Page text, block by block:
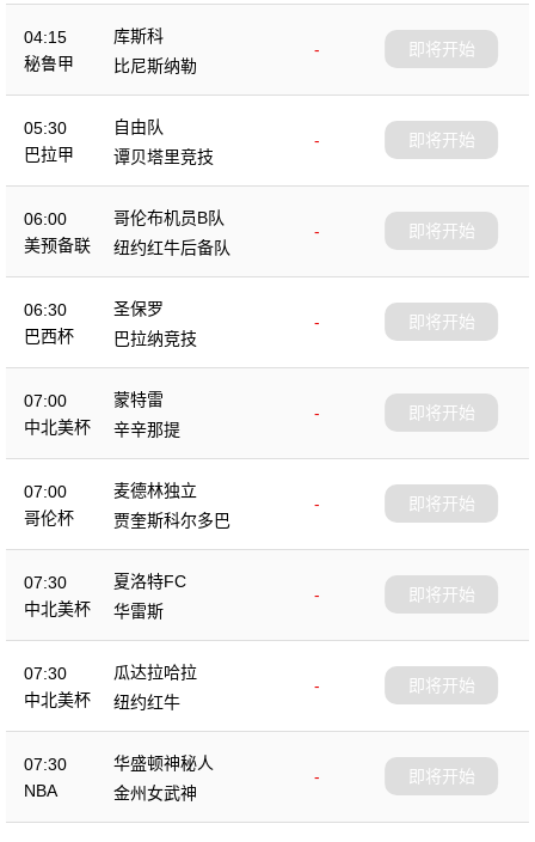
04:15
秘鲁甲
库斯科
-
比尼斯纳勒
即将开始
05:30
巴拉甲
自由队
-
谭贝塔里竞技
即将开始
06:00
美预备联
哥伦布机员B队
-
纽约红牛后备队
即将开始
06:30
巴西杯
圣保罗
-
巴拉纳竞技
即将开始
07:00
中北美杯
蒙特雷
-
辛辛那提
即将开始
07:00
哥伦杯
麦德林独立
-
贾奎斯科尔多巴
即将开始
07:30
中北美杯
夏洛特FC
-
华雷斯
即将开始
07:30
中北美杯
瓜达拉哈拉
-
纽约红牛
即将开始
07:30
NBA
华盛顿神秘人
-
金州女武神
即将开始